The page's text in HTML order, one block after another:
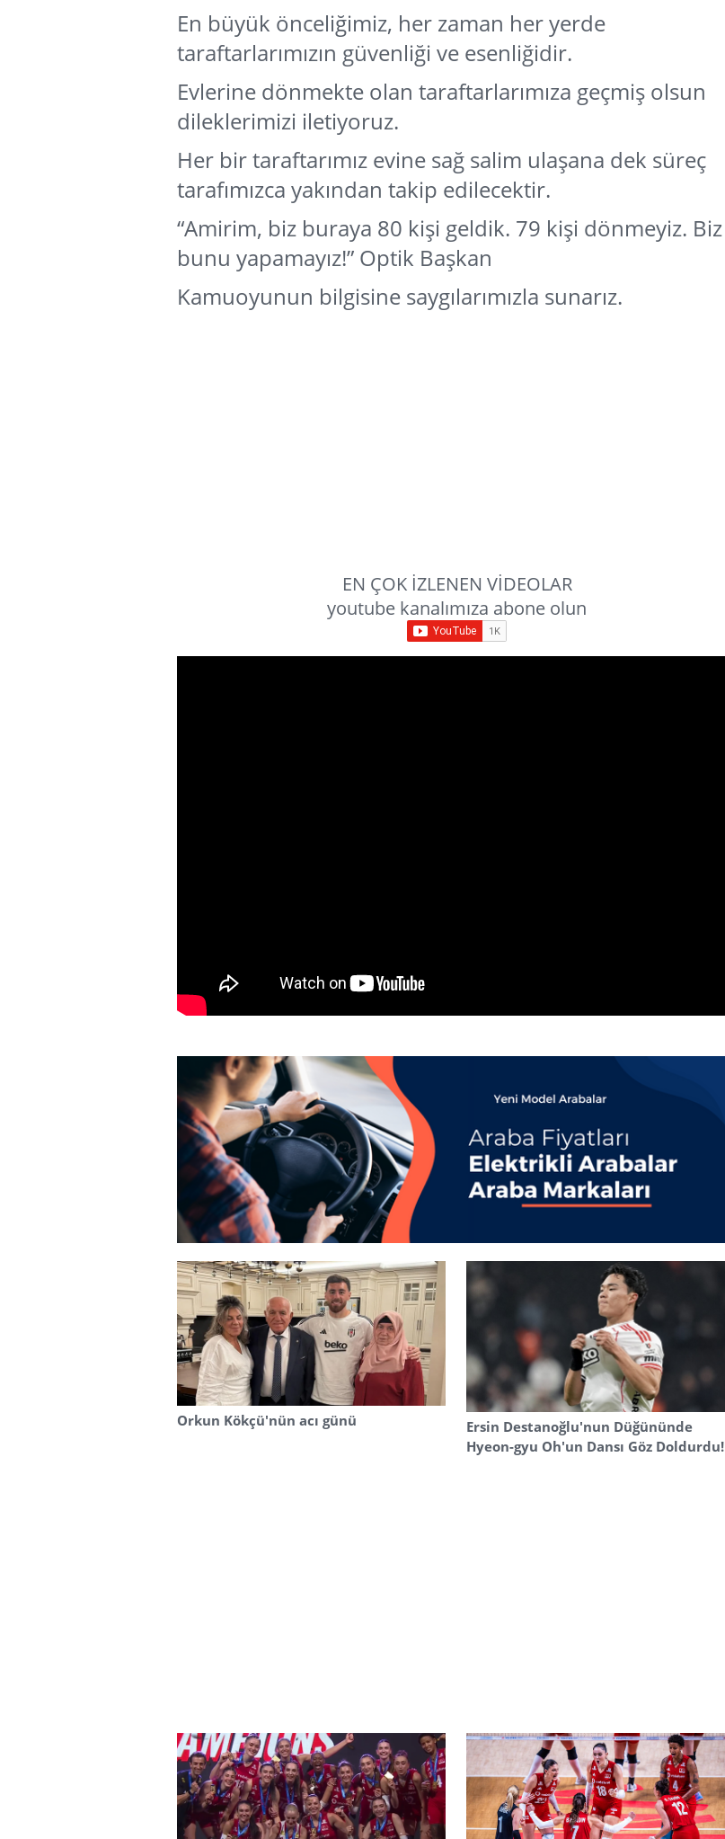
En büyük önceliğimiz, her zaman her yerde
taraftarlarımızın güvenliği ve esenliğidir.
Evlerine dönmekte olan taraftarlarımıza geçmiş olsun
dileklerimizi iletiyoruz.
Her bir taraftarımız evine sağ salim ulaşana dek süreç
tarafımızca yakından takip edilecektir.
“Amirim, biz buraya 80 kişi geldik. 79 kişi dönmeyiz. Biz
bunu yapamayız!” Optik Başkan
Kamuoyunun bilgisine saygılarımızla sunarız.
EN ÇOK İZLENEN VİDEOLAR
youtube kanalımıza abone olun
Orkun Kökçü'nün acı günü
Ersin Destanoğlu'nun Düğününde
Hyeon-gyu Oh'un Dansı Göz Doldurdu!